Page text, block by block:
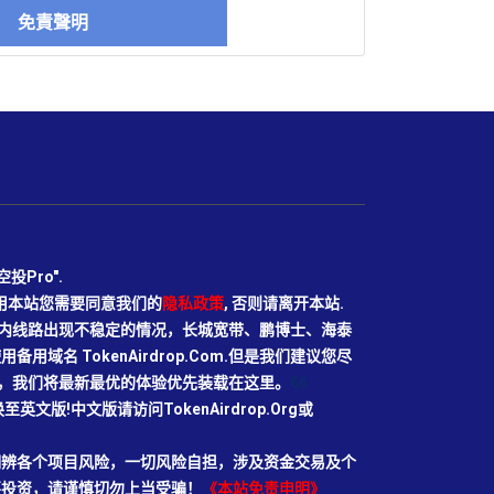
聲明
投Pro".
站您需要同意我们的隐私政策, 否则请离开本站.
线路出现不稳定的情况，长城宽带、鹏博士、海泰
备用域名 TokenAirdrop.Com.但是我们建议您尽
们将最新最优的体验优先装载在这里。
英文版!中文版请访问TokenAirdrop.Org或
各个项目风险，一切风险自担，涉及资金交易及个
资，请谨慎切勿上当受骗！
《本站免责申明》